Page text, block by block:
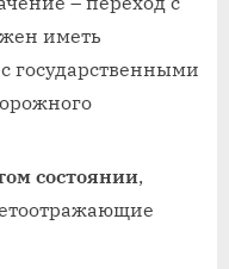
иметь
государственными
состоянии,